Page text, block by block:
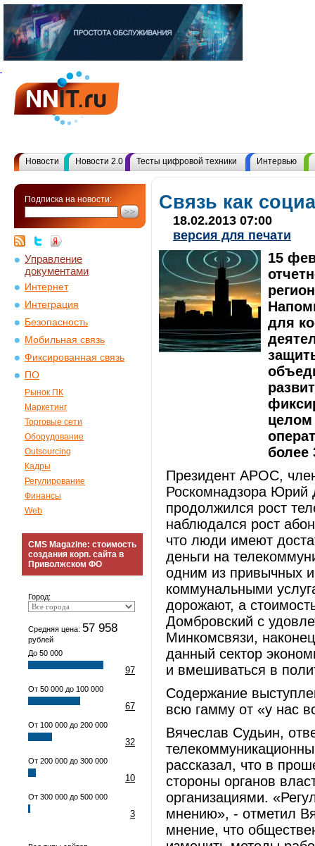
Новости Новости 2.0 Тесты цифровой техники Интервью
Подписка на новости:
Управление
документами
Интернет
Интеграция
Безопасность
Мобильная связь
Фиксированная связь
ПО
Рынок ПК
Маркетинг
Торговые сети
Оборудование
Outsourcing
Кадры
Регулирование
Финансы
Web
CMS Magazine: стоимость
создания корп. сайта в
Приволжском ФО
Город:
Средняя цена: 57 958
рублей
До 50 000
97
От 50 000 до 100 000
67
От 100 000 до 200 000
32
От 200 000 до 300 000
10
От 300 000 до 500 000
3
Связь как
18.02.2013 07:00
версия для печати
15
для
целом
более
Президент АРОС,
Роскомнадзора Юрий
продолжился рост
наблюдался рост
что люди имеют
деньги на
одним из привычных
коммунальными
дорожают, а
Домбровский с
Минкомсвязи,
данный сектор
и вмешиваться в
Содержание
всю гамму от «у нас
Вячеслав Судьин,
рассказал, что в
стороны органов
организациями.
мнению», - отметил
мнение, что